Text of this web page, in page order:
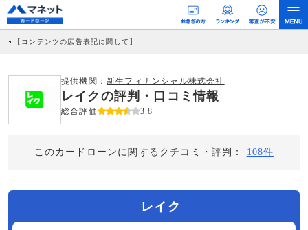
【コンテンツの広告表記に関して】
社に対して企業から紹介報酬が支払われるという収益モデルです。 ただし、特定の
商品を根拠なくPRするものではなく、当編集部の調査／ユーザーへの口コミ収集な
どに基づき、公平性を担保した情報提供を行っています。
>提携企業一覧
提供機関： 新生フィナンシャル株式会社
レイクの評判・口コミ情報
総合評価 3.8
このカードローンに関するクチコミ・評判： 108件
レイク